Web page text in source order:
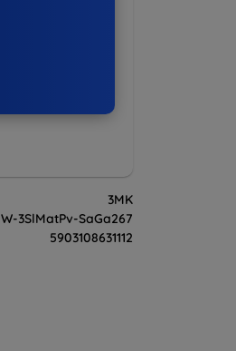
3MK
W-3SlMatPv-SaGa267
5903108631112